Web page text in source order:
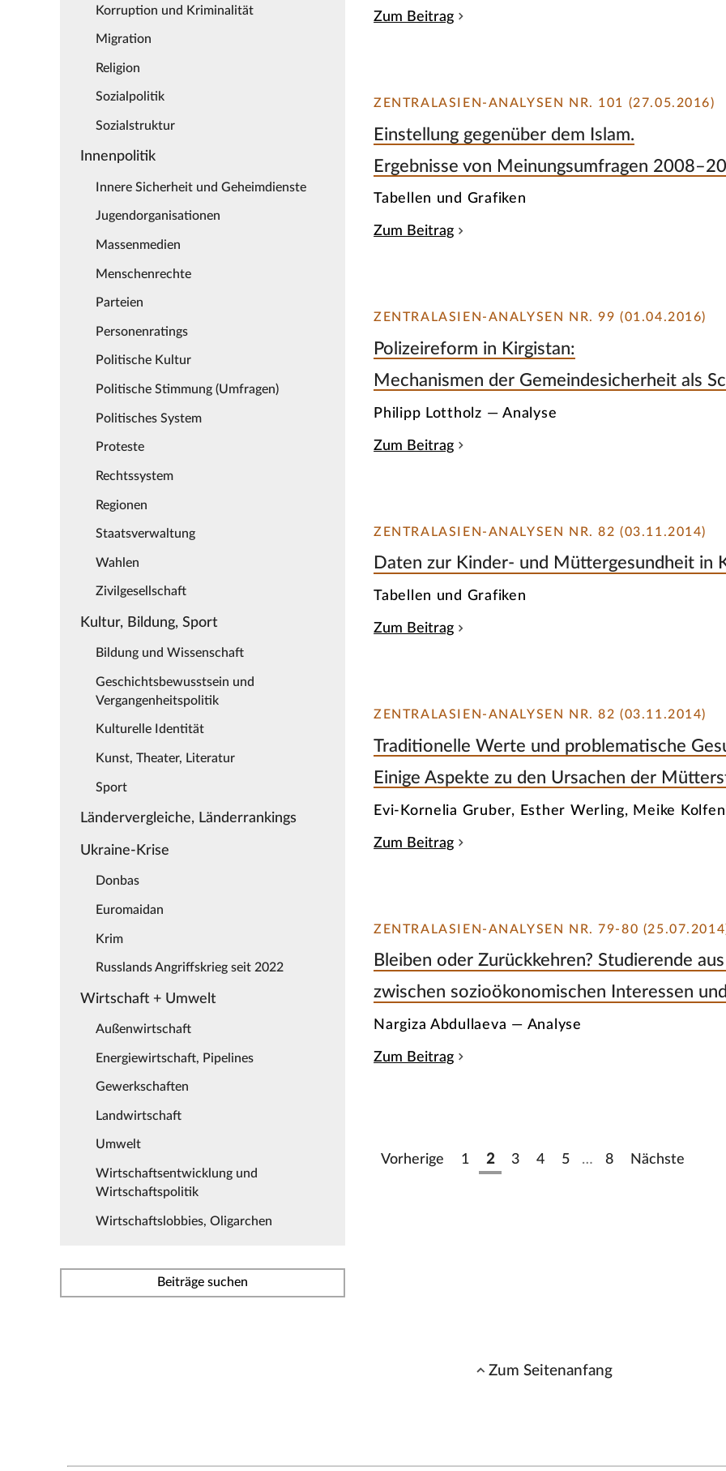
Korruption und Kriminalität
Migration
Religion
Sozialpolitik
Sozialstruktur
Innenpolitik
Innere Sicherheit und Geheimdienste
Jugendorganisationen
Massenmedien
Menschenrechte
Parteien
Personenratings
Politische Kultur
Politische Stimmung (Umfragen)
Politisches System
Proteste
Rechtssystem
Regionen
Staatsverwaltung
Wahlen
Zivilgesellschaft
Kultur, Bildung, Sport
Bildung und Wissenschaft
Geschichtsbewusstsein und
Vergangenheitspolitik
Kulturelle Identität
Kunst, Theater, Literatur
Sport
Ländervergleiche, Länderrankings
Ukraine-Krise
Donbas
Euromaidan
Krim
Russlands Angriffskrieg seit 2022
Wirtschaft + Umwelt
Außenwirtschaft
Energiewirtschaft, Pipelines
Gewerkschaften
Landwirtschaft
Umwelt
Wirtschaftsentwicklung und
Wirtschaftspolitik
Wirtschaftslobbies, Oligarchen
Beiträge suchen
Zum Beitrag
ZENTRALASIEN-ANALYSEN NR. 101 (27.05.2016)
Einstellung gegenüber dem Islam.
Ergebnisse von Meinungsumfragen
Tabellen und Grafiken
Zum Beitrag
ZENTRALASIEN-ANALYSEN NR. 99 (01.04.2016)
Polizeireform in Kirgistan:
Mechanismen der Gemeindesicherheit als
Philipp Lottholz — Analyse
Zum Beitrag
ZENTRALASIEN-ANALYSEN NR. 82 (03.11.2014)
Daten zur Kinder- und Müttergesundheit in
Tabellen und Grafiken
Zum Beitrag
ZENTRALASIEN-ANALYSEN NR. 82 (03.11.2014)
Traditionelle Werte und problematische
Einige Aspekte zu den Ursachen der
Evi-Kornelia Gruber, Esther Werling, Meike
Zum Beitrag
ZENTRALASIEN-ANALYSEN NR. 79-80
Bleiben oder Zurückkehren? Studierende
zwischen sozioökonomischen Interessen
Nargiza Abdullaeva — Analyse
Zum Beitrag
Vorherige 1 2 3 4 5 … 8 Nächste
Zum Seitenanfang